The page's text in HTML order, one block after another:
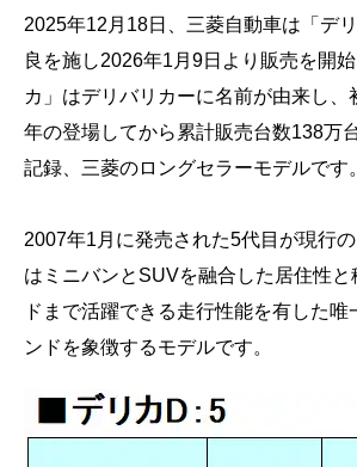
2025年12月18日、三菱自動車は「デ
良を施し2026年1月9日より販売を開
カ」はデリバリカーに名前が由来し、
年の登場してから累計販売台数138万
記録、三菱のロングセラーモデルです。
2007年1月に発売された5代目が現行の
はミニバンとSUVを融合した居住性と
ドまで活躍できる走行性能を有した唯
ンドを象徴するモデルです。